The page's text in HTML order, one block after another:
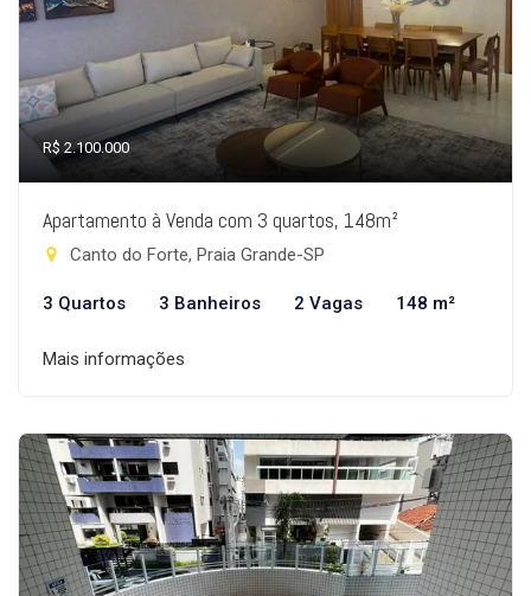
R$ 2.100.000
Apartamento à Venda com 3 quartos, 148m²
Canto do Forte, Praia Grande-SP
3 Quartos 3 Banheiros 2 Vagas 148 m²
Mais informações